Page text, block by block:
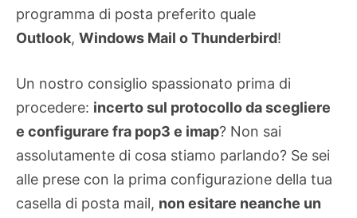
programma di posta preferito quale
Outlook, Windows Mail o Thunderbird!
Un nostro consiglio spassionato prima di
procedere: incerto sul protocollo da scegliere
e configurare fra pop3 e imap? Non sai
assolutamente di cosa stiamo parlando? Se sei
alle prese con la prima configurazione della tua
casella di posta mail, non esitare neanche un